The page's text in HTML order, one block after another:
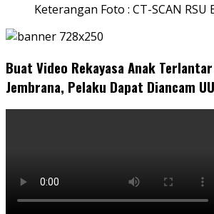
Keterangan Foto : CT-SCAN
Buat Video Rekayasa Anak
Jembrana, Pelaku Dapat Diancam